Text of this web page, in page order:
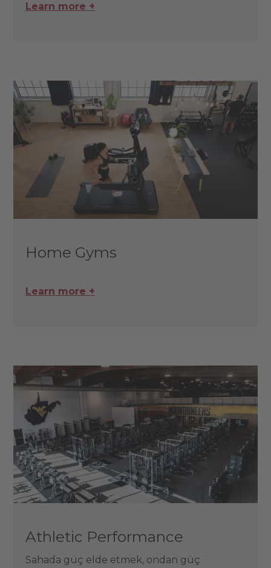
Learn more +
Home Gyms
Learn more +
Athletic Performance
Sahada güç elde etmek, ondan güç